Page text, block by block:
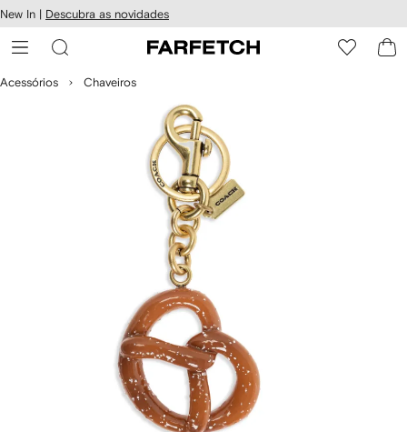
o
New In | Descubra as novidades
Acessórios Chaveiros